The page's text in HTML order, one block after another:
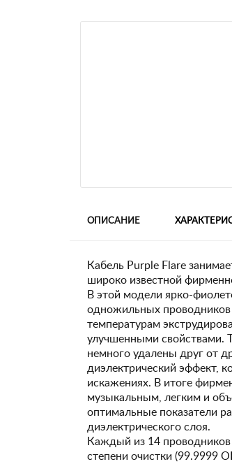
ОПИСАНИЕ
Кабель Purple Flare
широко известной
В этой модели ярко-
одножильных проводников
температурам
улучшенными свойствами.
немного удалены друг от
диэлектрический эффект,
искажениях. В итоге
музыкальным, легким и
оптимальные показатели
диэлектрического слоя.
Каждый из 14 проводников
степени очистки (99.9999